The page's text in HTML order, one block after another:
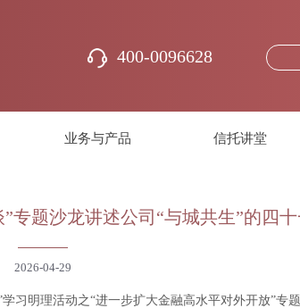
400-0096628
业务与产品 信托讲堂
专题沙龙讲述公司“与城共生”的四
2026-04-29
习明理活动之“进一步扩大金融高水平对外开放”专